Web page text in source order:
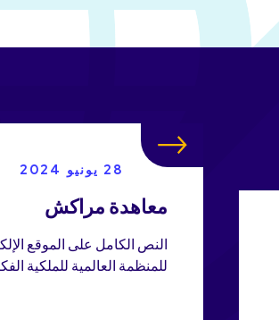
28 يونيو 2024
معاهدة مراكش
النص الكامل على الموقع
للمنظمة العالمية للملكية